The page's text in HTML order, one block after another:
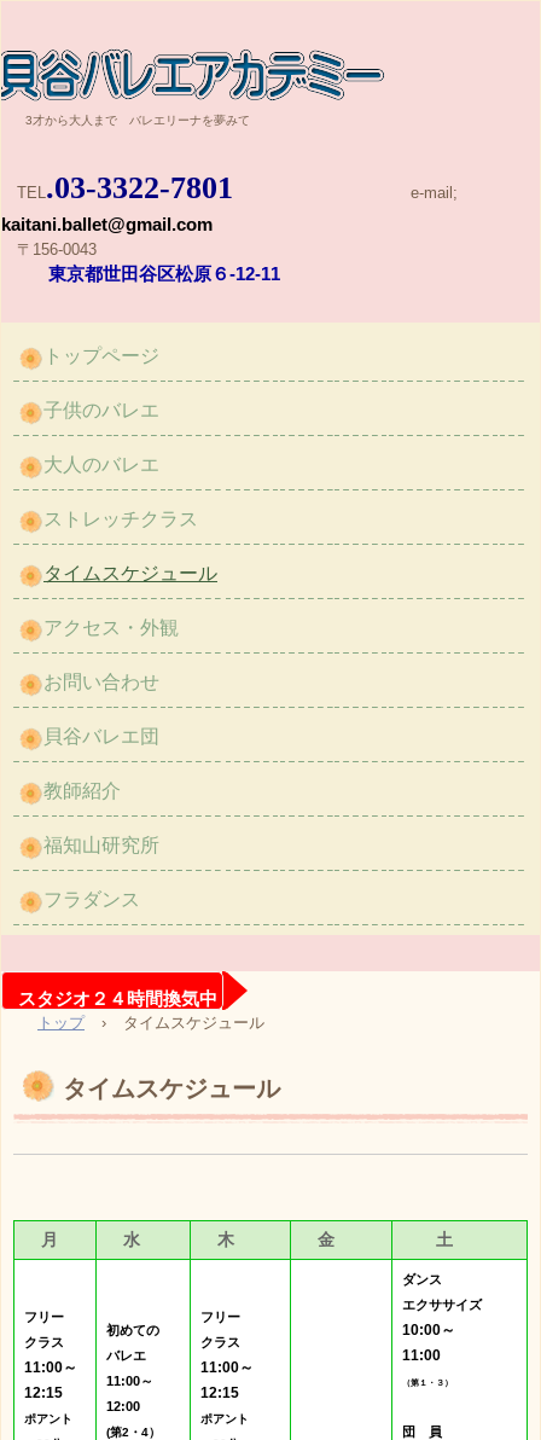
貝谷バレエアカデミー
3才から大人まで バレエリーナを夢みて
TEL.03-3322-7801 e-mail;
kaitani.ballet@gmail.com
〒156-0043
東京都世田谷区松原６-12-11
トップページ
子供のバレエ
大人のバレエ
ストレッチクラス
タイムスケジュール
アクセス・外観
お問い合わせ
貝谷バレエ団
教師紹介
福知山研究所
フラダンス
スタジオ２４時間換気中
トップ › タイムスケジュール
タイムスケジュール
月 水 木 金 土
フリー
クラス
11:00～
12:15
ポアント
初めての
バレエ
11:00～
12:00
(第2・4）
フリー
クラス
11:00～
12:15
ポアント
ダンス
エクササイズ
10:00～
11:00
（第１・３）
団 員